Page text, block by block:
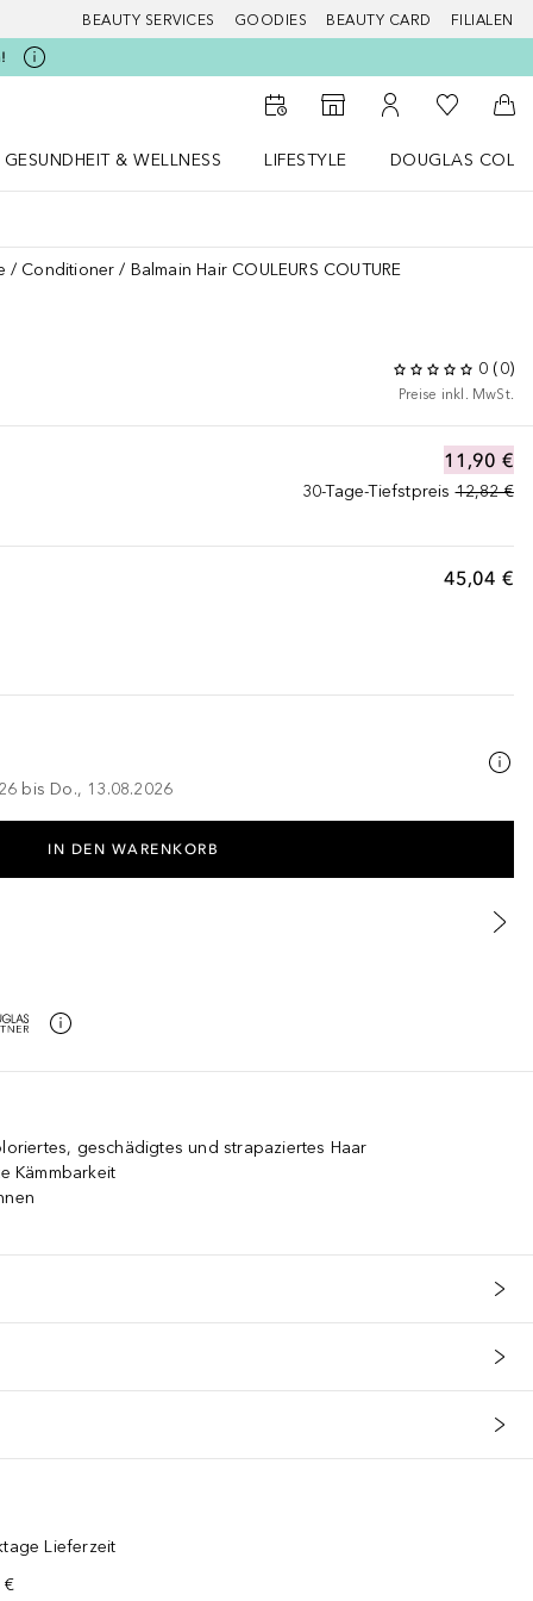
BEAUTY SERVICES GOODIES BEAUTY CARD FILIALEN
Zum Storefinder
Zu Meinem
Zu Meiner
GESUNDHEIT & WELLNESS
LIFESTYLE
DOUGLAS
Conditioner Balmain Hair COULEURS COUTURE
0 (0)
Preise inkl. MwSt.
11,90 €
30-Tage-Tiefstpreis 12,82 €
45,04 €
bis Do., 13.08.2026
IN DEN WARENKORB
geschädigtes und strapaziertes Haar
Kämmbarkeit
Lieferzeit
€